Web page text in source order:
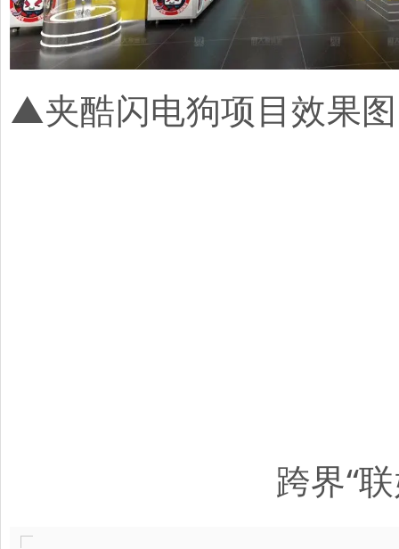
▲夹酷闪电狗项目效果图
跨界“